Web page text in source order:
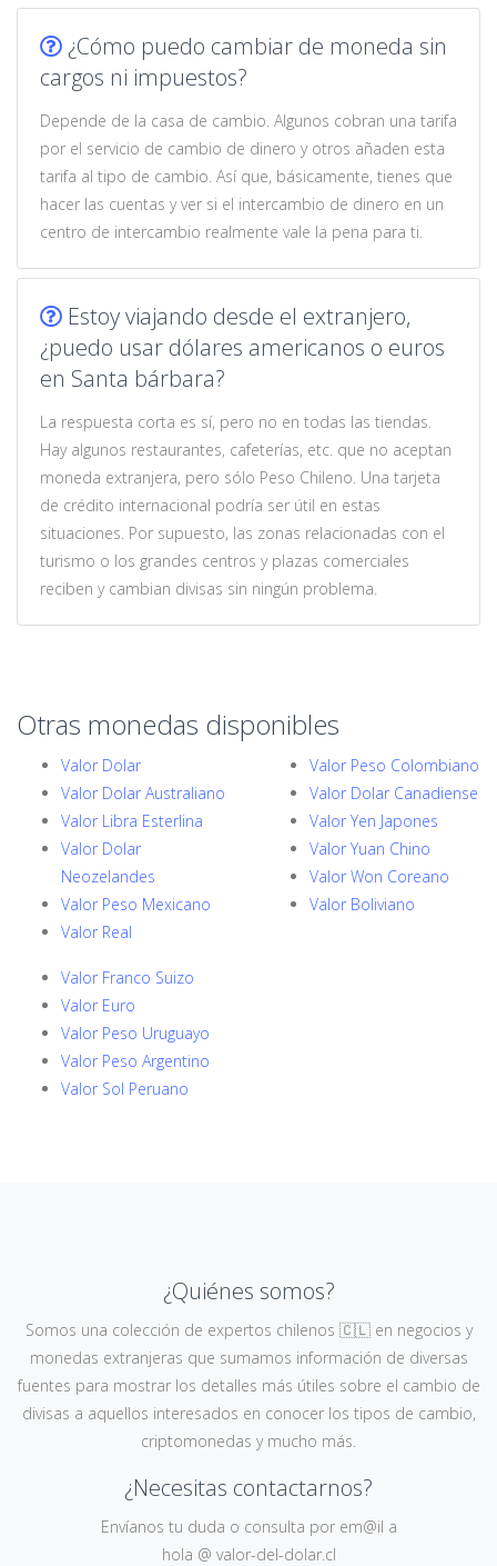
¿Cómo puedo cambiar de moneda sin
cargos ni impuestos?
Depende de la casa de cambio. Algunos cobran una tarifa
por el servicio de cambio de dinero y otros añaden esta
tarifa al tipo de cambio. Así que, básicamente, tienes que
hacer las cuentas y ver si el intercambio de dinero en un
centro de intercambio realmente vale la pena para ti.
Estoy viajando desde el extranjero,
¿puedo usar dólares americanos o euros
en Santa bárbara?
La respuesta corta es sí, pero no en todas las tiendas.
Hay algunos restaurantes, cafeterías, etc. que no aceptan
moneda extranjera, pero sólo Peso Chileno. Una tarjeta
de crédito internacional podría ser útil en estas
situaciones. Por supuesto, las zonas relacionadas con el
turismo o los grandes centros y plazas comerciales
reciben y cambian divisas sin ningún problema.
Otras monedas disponibles
Valor Dolar
Valor Dolar Australiano
Valor Libra Esterlina
Valor Dolar
Neozelandes
Valor Peso Mexicano
Valor Real
Valor Peso Colombiano
Valor Dolar Canadiense
Valor Yen Japones
Valor Yuan Chino
Valor Won Coreano
Valor Boliviano
Valor Franco Suizo
Valor Euro
Valor Peso Uruguayo
Valor Peso Argentino
Valor Sol Peruano
¿Quiénes somos?
Somos una colección de expertos chilenos 🇨🇱 en negocios y
monedas extranjeras que sumamos información de diversas
fuentes para mostrar los detalles más útiles sobre el cambio de
divisas a aquellos interesados en conocer los tipos de cambio,
criptomonedas y mucho más.
¿Necesitas contactarnos?
Envíanos tu duda o consulta por em@il a
hola @ valor-del-dolar.cl